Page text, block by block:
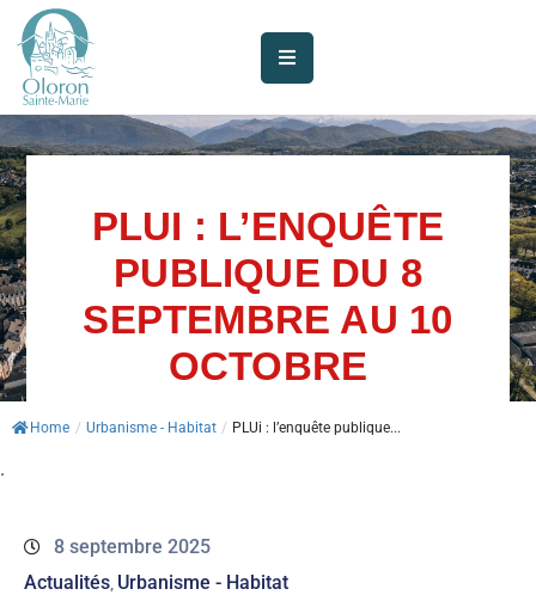
AUJOURD’HUI
À
OLORON
JE
SUIS
MES
SERVICES
VIE
MUNICIPALE
ACTUALITÉS
PLUI : L’ENQUÊTE
PUBLIQUE DU 8
SEPTEMBRE AU 10
OCTOBRE
Home / Urbanisme - Habitat / PLUi : l’enquête publique...
.
8 septembre 2025
Actualités Urbanisme - Habitat